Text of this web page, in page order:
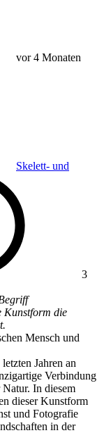
vor 4 Monaten
Skelett- und
3
Kunstform die
Mensch und
Jahren an
Verbindung
In diesem
dieser Kunstform
und Fotografie
in der